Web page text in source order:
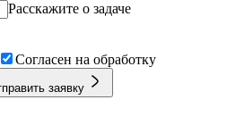
Расскажите о задаче
Согласен на обработку
заявку